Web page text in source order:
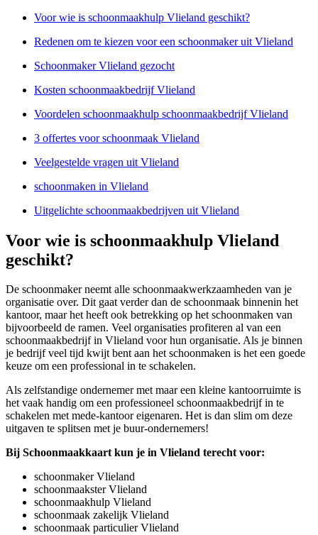
Voor wie is schoonmaakhulp Vlieland geschikt?
Redenen om te kiezen voor een schoonmaker uit Vlieland
Schoonmaker Vlieland gezocht
Kosten schoonmaakbedrijf Vlieland
Voordelen schoonmaakhulp schoonmaakbedrijf Vlieland
3 offertes voor schoonmaak Vlieland
Veelgestelde vragen uit Vlieland
schoonmaken in Vlieland
Uitgelichte schoonmaakbedrijven uit Vlieland
Voor wie is schoonmaakhulp Vlieland
geschikt?
De schoonmaker neemt alle schoonmaakwerkzaamheden van je
organisatie over. Dit gaat verder dan de schoonmaak binnenin het
kantoor, maar het heeft ook betrekking op het schoonmaken van
bijvoorbeeld de ramen. Veel organisaties profiteren al van een
schoonmaakbedrijf in Vlieland voor hun organisatie. Als je binnen
je bedrijf veel tijd kwijt bent aan het schoonmaken is het een goede
keuze om een professional in te schakelen.
Als zelfstandige ondernemer met maar een kleine kantoorruimte is
het vaak handig om een professioneel schoonmaakbedrijf in te
schakelen met mede-kantoor eigenaren. Het is dan slim om deze
uitgaven te splitsen met je buur-ondernemers!
Bij Schoonmaakkaart kun je in Vlieland terecht voor:
schoonmaker Vlieland
schoonmaakster Vlieland
schoonmaakhulp Vlieland
schoonmaak zakelijk Vlieland
schoonmaak particulier Vlieland